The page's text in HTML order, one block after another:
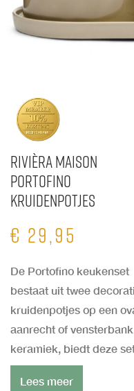
Rivièra Maison
Portofino
Kruidenpotjes
€ 29,95
De Portofino keukenset
bestaat uit twee
kruidenpotjes op een
aanrecht of
keramiek, biedt deze
Lees meer